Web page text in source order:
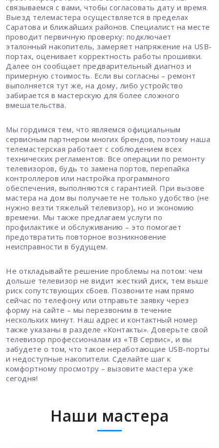
связываемся с вами, чтобы согласовать дату и время.
Выезд телемастера осуществляется в пределах
Саратова и ближайших районов. Специалист на месте
проводит первичную проверку: подключает
эталонный накопитель, замеряет напряжение на USB-
портах, оценивает корректность работы прошивки.
Далее он сообщает предварительный диагноз и
примерную стоимость. Если вы согласны – ремонт
выполняется тут же, на дому, либо устройство
забирается в мастерскую для более сложного
вмешательства.
Мы гордимся тем, что являемся официальным
сервисным партнером многих брендов, поэтому наша
телемастерская работает с соблюдением всех
технических регламентов. Все операции по ремонту
телевизоров, будь то замена портов, перепайка
контроллеров или настройка программного
обеспечения, выполняются с гарантией. При вызове
мастера на дом вы получаете не только удобство (не
нужно везти тяжелый телевизор), но и экономию
времени. Мы также предлагаем услуги по
профилактике и обслуживанию – это помогает
предотвратить повторное возникновение
неисправности в будущем.
Не откладывайте решение проблемы на потом: чем
дольше телевизор не видит жесткий диск, тем выше
риск сопутствующих сбоев. Позвоните нам прямо
сейчас по телефону или отправьте заявку через
форму на сайте – мы перезвоним в течение
нескольких минут. Наш адрес и контактный номер
также указаны в разделе «Контакты». Доверьте свой
телевизор профессионалам из «ТВ Сервис», и вы
забудете о том, что такое неработающие USB-порты
и недоступные накопители. Сделайте шаг к
комфортному просмотру – вызовите мастера уже
сегодня!
Наши мастера